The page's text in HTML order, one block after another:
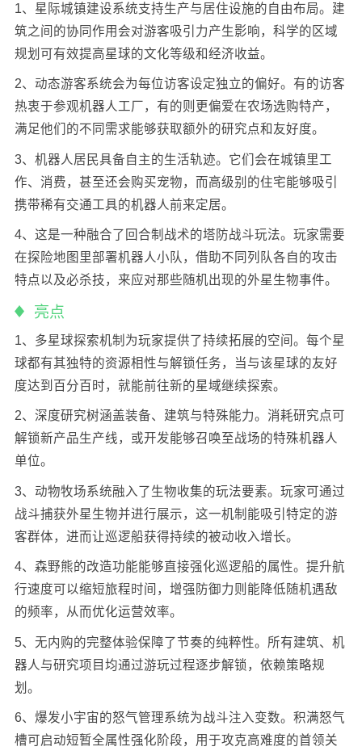
1、星际城镇建设系统支持生产与居住设施的自由布局。建
筑之间的协同作用会对游客吸引力产生影响，科学的区域
规划可有效提高星球的文化等级和经济收益。
2、动态游客系统会为每位访客设定独立的偏好。有的访客
热衷于参观机器人工厂，有的则更偏爱在农场选购特产，
满足他们的不同需求能够获取额外的研究点和友好度。
3、机器人居民具备自主的生活轨迹。它们会在城镇里工
作、消费，甚至还会购买宠物，而高级别的住宅能够吸引
携带稀有交通工具的机器人前来定居。
4、这是一种融合了回合制战术的塔防战斗玩法。玩家需要
在探险地图里部署机器人小队，借助不同列队各自的攻击
特点以及必杀技，来应对那些随机出现的外星生物事件。
亮点
1、多星球探索机制为玩家提供了持续拓展的空间。每个星
球都有其独特的资源相性与解锁任务，当与该星球的友好
度达到百分百时，就能前往新的星域继续探索。
2、深度研究树涵盖装备、建筑与特殊能力。消耗研究点可
解锁新产品生产线，或开发能够召唤至战场的特殊机器人
单位。
3、动物牧场系统融入了生物收集的玩法要素。玩家可通过
战斗捕获外星生物并进行展示，这一机制能吸引特定的游
客群体，进而让巡逻船获得持续的被动收入增长。
4、森野熊的改造功能能够直接强化巡逻船的属性。提升航
行速度可以缩短旅程时间，增强防御力则能降低随机遇敌
的频率，从而优化运营效率。
5、无内购的完整体验保障了节奏的纯粹性。所有建筑、机
器人与研究项目均通过游玩过程逐步解锁，依赖策略规
划。
6、爆发小宇宙的怒气管理系统为战斗注入变数。积满怒气
槽可启动短暂全属性强化阶段，用于攻克高难度的首领关